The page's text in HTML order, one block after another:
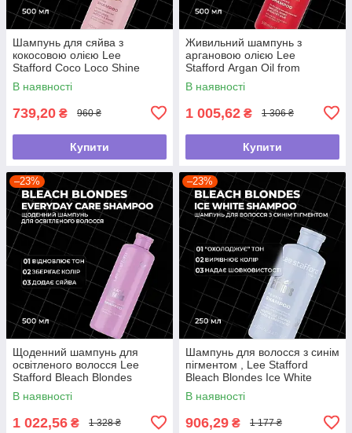
Шампунь для сяйва з
кокосовою олією Lee
Stafford Coco Loco Shine
Shampoo, 500 мл
В наявності
739,20 ₴ 960 ₴
Купити
Живильний шампунь з
аргановою олією Lee
Stafford Argan Oil from
Morocco Nourishing Shampoo,
500 мл
В наявності
1 005,62 ₴ 1 306 ₴
Купити
–23%
Щоденний шампунь для
освітленого волосся Lee
Stafford Bleach Blondes
Everyday Care Shampoo, 500
мл
В наявності
1 022,56 ₴ 1 328 ₴
–23%
Шампунь для волосся з синім
пігментом , Lee Stafford
Bleach Blondes Ice White
Toning Shampoo ,250мл
В наявності
906,29 ₴ 1 177 ₴